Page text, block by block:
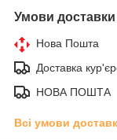
Умови доставки
Нова Пошта
Доставка
НОВА ПОШТА
Всі умови